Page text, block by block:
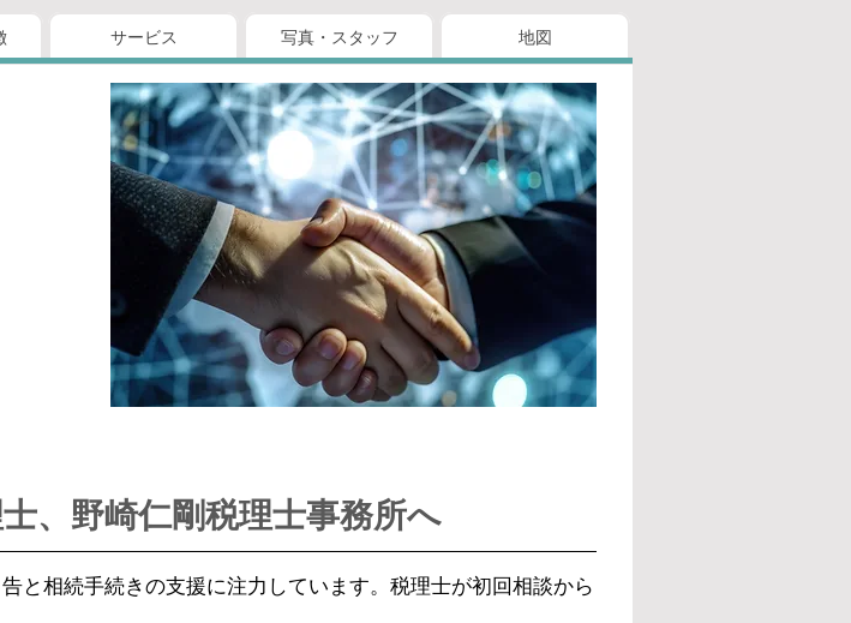
サービス 写真・スタッフ 地図
、野崎仁剛税理士事務所へ
と相続手続きの支援に注力しています。税理士が初回相談から